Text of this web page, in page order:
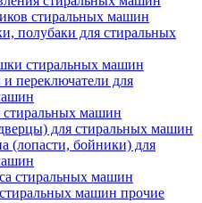
стиральных машин
полубаки для стиральных
стиральных машин
переключатели для
стиральных машин
для стиральных машин
(лопасти, бойники) для
стиральных машин
машин прочие